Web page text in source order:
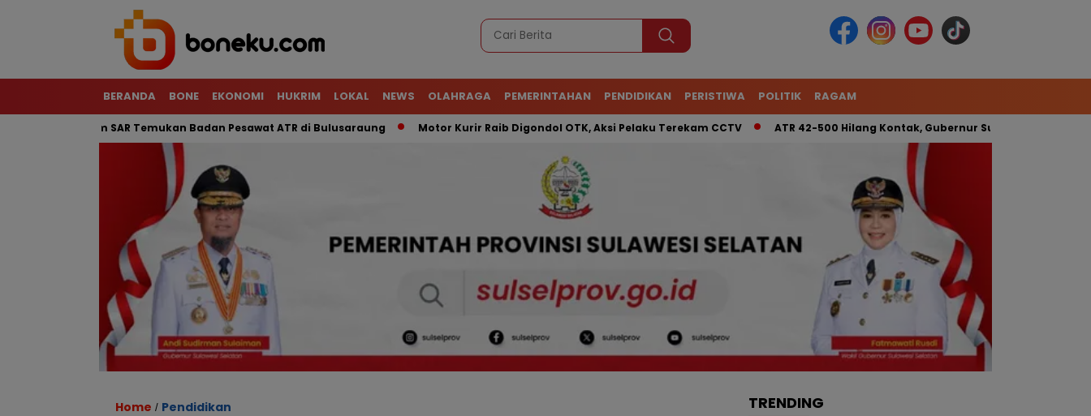
BERANDA BONE EKONOMI HUKRIM LOKAL NEWS OLAHRAGA PEMERINTAHAN PENDIDIKAN PERISTIWA POLITIK RAGAM
Terjal, Tim SAR Temukan Badan Pesawat ATR di Bulusaraung Motor Kurir Raib Digondol OTK, Aksi Pelaku Terekam CCTV ATR 42-500 Hilang Kontak, Gubernur Sulsel: Kita Kerahkan
Home / Pendidikan TRENDING